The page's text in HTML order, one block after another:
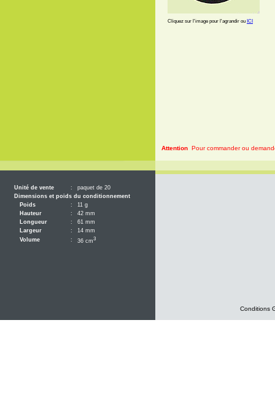
Unité de vente :
paquet de 20
Dimensions et poids du conditionnement
Poids
:
11 g
Hauteur
:
42 mm
Longueur
:
61 mm
Largeur
:
14 mm
Volume
: 36 cm3
Cliquez sur l'image pour l'agrandir ou ICI
Attention Pour commander ou
Conditions